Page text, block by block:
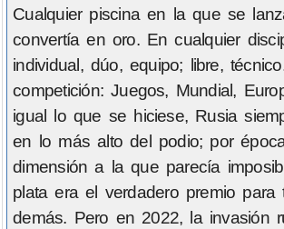
Cualquier piscina en la que se
convertía en oro. En cualquier
individual, dúo, equipo; libre,
competición: Juegos, Mundial,
igual lo que se hiciese, Rusia
en lo más alto del podio; por
dimensión a la que parecía
plata era el verdadero premio para
demás. Pero en 2022, la invasión